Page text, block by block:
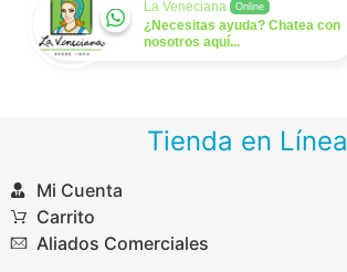
La Veneciana Online
¿Necesitas ayuda? Chatea con
nosotros aquí...
Tienda en Línea
Mi Cuenta
Carrito
Aliados Comerciales